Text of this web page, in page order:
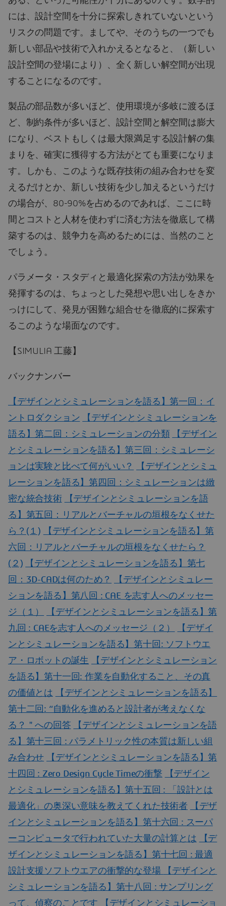
には、設計空間を十分に探索しきれていないという
リスクの問題です。ましてや、そのうちの一つでも
新しい部品や技術で入れかえるとなると、（新しい
設計空間の登場により）、全く新しい解空間が出現
することになるのです。
製品の部品数が多いほど、使用環境が多岐に渡るほ
ど、制約条件が多いほど、設計空間と解空間は膨大
になり、ベストもしくは最大限満足する設計解の集
まりを、確実に獲得する方法がとても重要になりま
す。しかも、このような既存技術の組み合わせを変
えるだけとか、新しい技術を少し加えるというだけ
の場合が、80-90%を占めるのであれば、ここに時
間とコストと人材を使わずに済む方法を徹底して構
築するのは、競争力を高めるためには、当然のこと
でしょう。
パラメータ・スタディと最適化探索の方法が効果を
発揮するのは、ちょっとした発想や思い出しをきか
っけにして、発見が困難な組合せを徹底的に探索す
るこのような場面なのです。
【SIMULIA 工藤】
バックナンバー
【デザインとシミュレーションを語る】第一回：イ
ントロダクション
【デザインとシミュレーションを
語る】第二回：シミュレーションの分類
【デザイン
とシミュレーションを語る】第三回：シミュレーシ
ョンは実験と比べて何がいい？
【デザインとシミュ
レーションを語る】第四回：シミュレーションは緻
密な統合技術
【デザインとシミュレーションを語
る】第五回：リアルとバーチャルの垣根をなくせた
ら？(１)
【デザインとシミュレーションを語る】第
六回：リアルとバーチャルの垣根をなくせたら？
(２)
【デザインとシミュレーションを語る】第七
回：3D-CADは何のため？
【デザインとシミュレー
ションを語る】第八回 : CAE を志す人へのメッセー
ジ（１）
【デザインとシミュレーションを語る】第
九回 : CAEを志す人へのメッセージ（２）
【デザイ
ンとシミュレーションを語る】第十回: ソフトウエ
ア・ロボットの誕生
【デザインとシミュレーション
を語る】第十一回: 作業を自動化すること、その真
の価値とは
【デザインとシミュレーションを語る】
第十二回: “自動化を進めると設計者が考えなくな
る？＂への回答
【デザインとシミュレーションを語
る】第十三回 : パラメトリック性の本質は新しい組
み合わせ
【デザインとシミュレーションを語る】第
十四回 : Zero Design Cycle Timeの衝撃
【デザイン
とシミュレーションを語る】第十五回 : 「設計とは
最適化」の奥深い意味を教えてくれた技術者
【デザ
インとシミュレーションを語る】第十六回 : スーパ
ーコンピュータで行われていた大量の計算とは
【デ
ザインとシミュレーションを語る】第十七回 : 最適
設計支援ソフトウエアの衝撃的な登場
【デザインと
シミュレーションを語る】第十八回 : サンプリング
って、偵察のことです
【デザインとシミュレーショ